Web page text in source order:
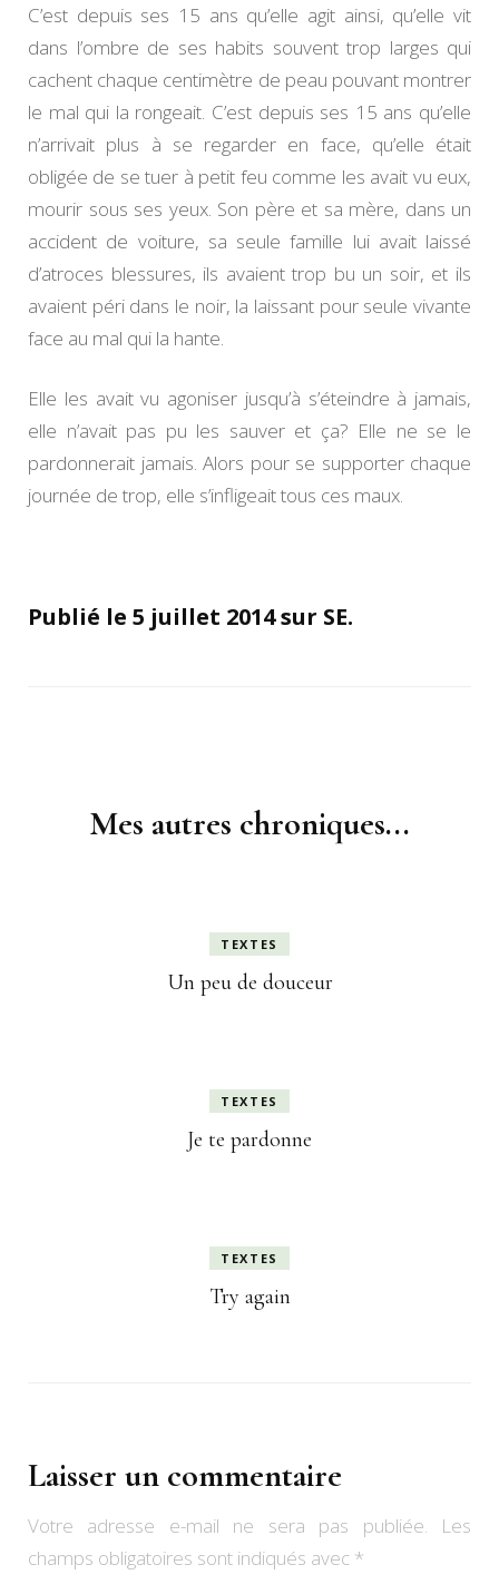
C’est depuis ses 15 ans qu’elle agit ainsi, qu’elle vit
dans l’ombre de ses habits souvent trop larges qui
cachent chaque centimètre de peau pouvant montrer
le mal qui la rongeait. C’est depuis ses 15 ans qu’elle
n’arrivait plus à se regarder en face, qu’elle était
obligée de se tuer à petit feu comme les avait vu eux,
mourir sous ses yeux. Son père et sa mère, dans un
accident de voiture, sa seule famille lui avait laissé
d’atroces blessures, ils avaient trop bu un soir, et ils
avaient péri dans le noir, la laissant pour seule vivante
face au mal qui la hante.
Elle les avait vu agoniser jusqu’à s’éteindre à jamais,
elle n’avait pas pu les sauver et ça? Elle ne se le
pardonnerait jamais. Alors pour se supporter chaque
journée de trop, elle s’infligeait tous ces maux.
Publié le 5 juillet 2014 sur SE.
Mes autres chroniques...
TEXTES
Un peu de douceur
TEXTES
Je te pardonne
TEXTES
Try again
Laisser un commentaire
Votre adresse e-mail ne sera pas publiée.
Les
champs obligatoires sont indiqués avec *